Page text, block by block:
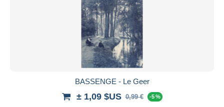
BASSENGE - Le Geer
± 1,09 $US 0,99 € -5 %